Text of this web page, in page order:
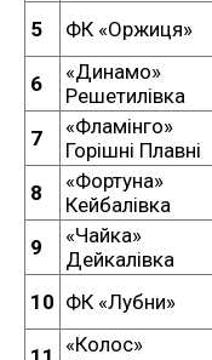
5 ФК «Оржиця»
6
«Динамо»
Решетилівка
7
«Фламінго»
Горішні Плавні
8
«Фортуна»
Кейбалівка
9
«Чайка»
Дейкалівка
10 ФК «Лубни»
«Колос»